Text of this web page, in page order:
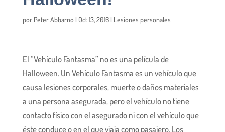
por Peter Abbarno | Oct 13, 2016| Lesiones personales
El “Vehículo Fantasma” no es una película de
Halloween. Un Vehículo Fantasma es un vehículo que
causa lesiones corporales, muerte o daños materiales
a una persona asegurada, pero el vehículo no tiene
contacto físico con el asegurado ni con el vehículo que
éste conduce o en el que viaja como pasajero. Los